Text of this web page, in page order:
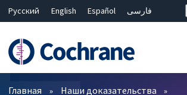
Русский English Español
فارسی
Bahasa Malaysia
ไทย
繁體中文
简体中文
Фильтры
Главная Наши доказательства